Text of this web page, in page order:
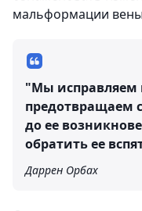
мальформации вены
"Мы исправляем
предотвращаем
до ее
обратить ее
Даррен Орбах